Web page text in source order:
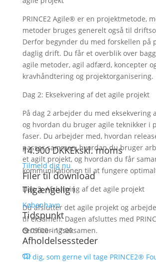
PRINCE2 Agile® er en projektmetode,
metoder bruges generelt også til
Derfor begynder du med forskellen på
daglig drift. Du får et overblik over
agile metoder, agil adfærd, koncepter
kravhåndtering og projektorganisering.
Dag 2: Eksekvering af det agile projekt
På dag 2 arbejder du med eksekvering
og hvordan du bruger agile teknikker i
faser. Du arbejder med, hvordan
passer sammen, hvordan du bruger
et agilt projekt, og hvordan du får
kommunikationen til at fungere
Dag 3: Afslutning af det agile projekt
Du afslutter det agile projekt og
til eksamen. Dagen afsluttes med
certificeringseksamen.
Afholdelsessteder
14.900DKKEkskl. moms
Tilmeld dig nu
Filer til download
Tilgængelig i
København
Tidspunkt
09:00 - 17:00
Til dig, som gerne vil tage PRINCE2®